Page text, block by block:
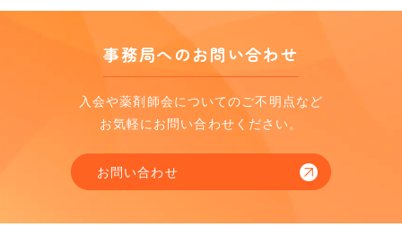
事務局へのお問い合わせ
入会や薬剤師会についてのご不明点など
お気軽にお問い合わせください。
お問い合わせ